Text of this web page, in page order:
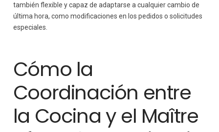
también flexible y capaz de adaptarse a cualquier cambio de
última hora, como modificaciones en los pedidos o solicitudes
especiales.
Cómo la
Coordinación entre
la Cocina y el Maître